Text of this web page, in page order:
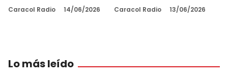
Caracol Radio 14/06/2026 Caracol Radio 13/06/2026
Lo más leído